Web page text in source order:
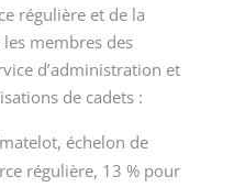
régulière et de la
membres des
d’administration et
de cadets :
échelon de
régulière, 13 %pour